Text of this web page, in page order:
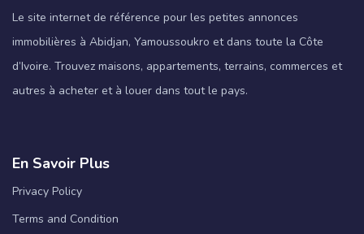
Le site internet de référence pour les petites annonces
immobilières à Abidjan, Yamoussoukro et dans toute la Côte
d’Ivoire. Trouvez maisons, appartements, terrains, commerces et
autres à acheter et à louer dans tout le pays.
En Savoir Plus
Privacy Policy
Terms and Condition